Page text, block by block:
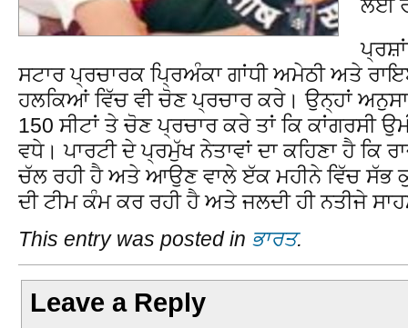
ਲਈ
ਸਟਾਰ ਪ੍ਰਚਾਰਕ ਪ੍ਰਿਅੰਕਾ ਗਾਂਧੀ ਅਮੇਠੀ ਅਤੇ
ਹਲਕਿਆਂ ਵਿੱਚ ਵੀ ਚੋਣ ਪ੍ਰਚਾਰ ਕਰੇ। ਉਨ੍ਹਾਂ
150 ਸੀਟਾਂ ਤੇ ਚੋਣ ਪ੍ਰਚਾਰ ਕਰੇ ਤਾਂ ਕਿ ਕਾਂਗਰਸੀ
ਵਧੇ। ਪਾਰਟੀ ਦੇ ਪ੍ਰਮੁੱਖ ਨੇਤਾਵਾਂ ਦਾ ਕਹਿਣਾ ਹੈ ਕਿ
ਚੱਲ ਰਹੀ ਹੈ ਅਤੇ ਆਉਣ ਵਾਲੇ ੲੱਕ ਮਹੀਨੇ ਵਿੱਚ ਸੱਭ
ਦੀ ਟੀਮ ਕੰਮ ਕਰ ਰਹੀ ਹੈ ਅਤੇ ਜਲਦੀ ਹੀ ਨਤੀਜੇ
This entry was posted in ਭਾਰਤ.
Leave a Reply